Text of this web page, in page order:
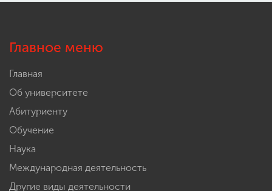
Главное меню
Главная
Об университете
Абитуриенту
Обучение
Наука
Международная деятельность
Другие виды деятельности